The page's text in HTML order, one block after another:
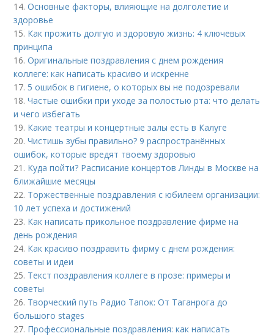
14.Основные факторы, влияющие на долголетие и
здоровье
15. Как прожить долгую и здоровую жизнь: 4 ключевых
принципа
16.Оригинальные поздравления с днем рождения
коллеге: как написать красиво и искренне
17. 5 ошибок в гигиене, о которых вы не подозревали
18.Частые ошибки при уходе за полостью рта: что делать
и чего избегать
19. Какие театры и концертные залы есть в Калуге
20.Чистишь зубы правильно? 9 распространённых
ошибок, которые вредят твоему здоровью
21. Куда пойти? Расписание концертов Линды в Москве на
ближайшие месяцы
22. Торжественные поздравления с юбилеем организации:
10 лет успеха и достижений
23. Как написать прикольное поздравление фирме на
день рождения
24. Как красиво поздравить фирму с днем рождения:
советы и идеи
25. Текст поздравления коллеге в прозе: примеры и
советы
26. Творческий путь Радио Тапок: От Таганрога до
большого stages
27. Профессиональные поздравления: как написать